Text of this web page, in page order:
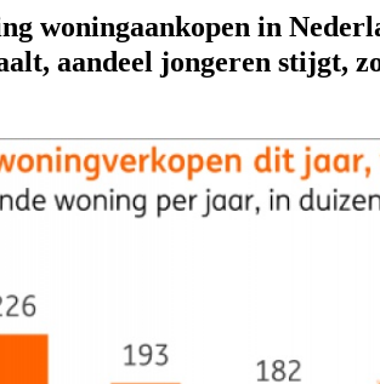
woningaankopen in
aandeel jongeren stijgt,